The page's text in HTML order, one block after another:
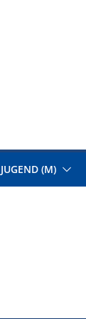
JUGEND (M)